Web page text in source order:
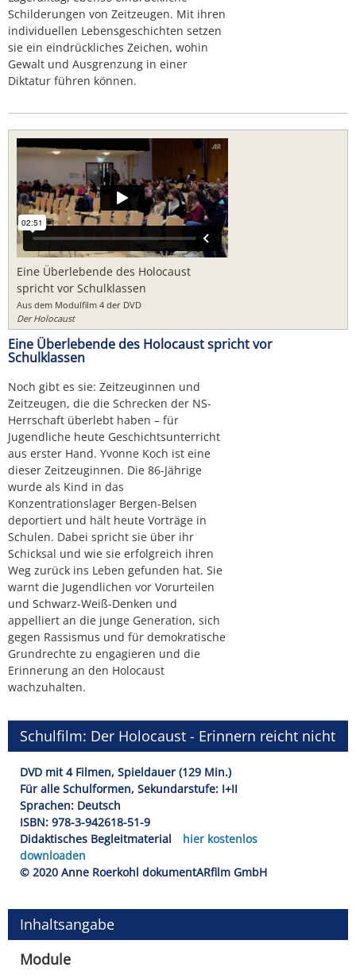
Schilderungen von Zeitzeugen. Mit ihren
individuellen Lebensgeschichten setzen
sie ein eindrückliches Zeichen, wohin
Gewalt und Ausgrenzung in einer
Diktatur führen können.
Eine Überlebende des Holocaust
spricht vor Schulklassen
Aus dem Modulfilm 4 der DVD
Der Holocaust
Eine Überlebende des Holocaust spricht vor
Schulklassen
Noch gibt es sie: Zeitzeuginnen und
Zeitzeugen, die die Schrecken der NS-
Herrschaft überlebt haben – für
Jugendliche heute Geschichtsunterricht
aus erster Hand. Yvonne Koch ist eine
dieser Zeitzeuginnen. Die 86-Jährige
wurde als Kind in das
Konzentrationslager Bergen-Belsen
deportiert und hält heute Vorträge in
Schulen. Dabei spricht sie über ihr
Schicksal und wie sie erfolgreich ihren
Weg zurück ins Leben gefunden hat. Sie
warnt die Jugendlichen vor Vorurteilen
und Schwarz-Weiß-Denken und
appelliert an die junge Generation, sich
gegen Rassismus und für demokratische
Grundrechte zu engagieren und die
Erinnerung an den Holocaust
wachzuhalten.
Schulfilm: Der Holocaust - Erinnern reicht nicht
DVD mit 4 Filmen, Spieldauer (129 Min.)
Für alle Schulformen, Sekundarstufe: I+II
Sprachen: Deutsch
ISBN: 978-3-942618-51-9
Didaktisches Begleitmaterial
hier kostenlos
downloaden
© 2020 Anne Roerkohl dokumentARfilm GmbH
Inhaltsangabe
Module